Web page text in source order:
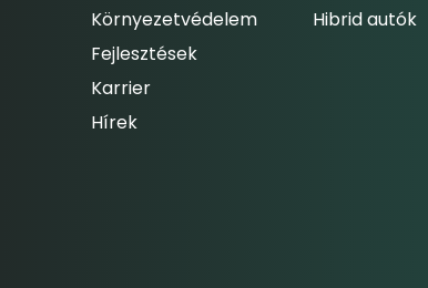
Környezetvédelem
Fejlesztések
Karrier
Hírek
Hibrid autók